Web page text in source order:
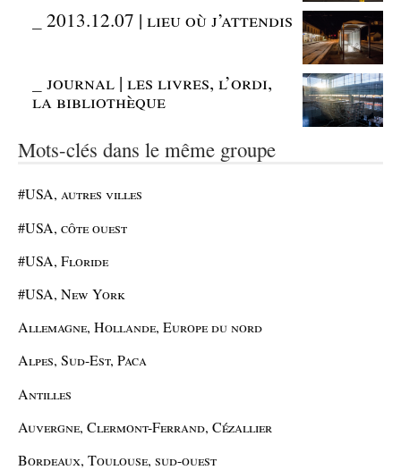
_2013.12.07 | lieu où j’attendis
_journal | les livres, l’ordi,
la bibliothèque
Mots-clés dans le même groupe
#USA, autres villes
#USA, côte ouest
#USA, Floride
#USA, New York
Allemagne, Hollande, Europe du nord
Alpes, Sud-Est, Paca
Antilles
Auvergne, Clermont-Ferrand, Cézallier
Bordeaux, Toulouse, sud-ouest